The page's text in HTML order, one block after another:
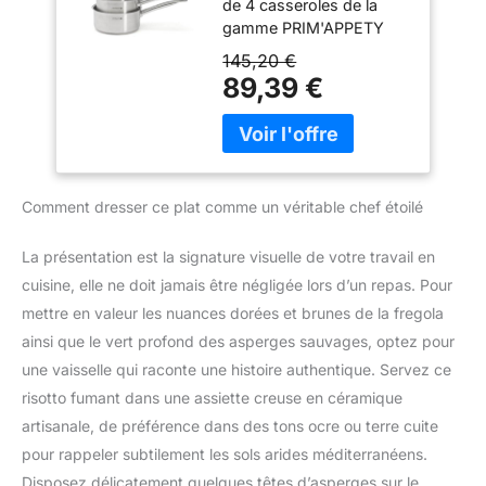
parfaite et poignée
bakelite qui reste froide
même pendant la
cuisson RESULTATS DE
CUISSON PARFAITS : la
base induction garantit
une diffusion homogène
de la chaleur pour de
délicieux résultats de
dosage facile, précis et
intuitif COUVERCLE
VERRE AVEC ORIFICE
VAPEUR : pour une
cuisson facile et sûre qui
préserve la saveur et
l'humidité de vos
ingrédients COMPATIBLE
Inox 18/10 de
Qualité
Professionnelle,
Fond Magnétique
Épais pour Cuisson
Maîtrisée, Tous
Feux + Four,
Finition Poli Brossé
de 4 casseroles de la
gamme PRIM'APPETY
est parfait pour s'équiper
avec la qualité
profesionnelle De Buyer.
ROBUSTESSE ET
DURABILITÉ : Dotée
multiples, la gamme
prise en main solide et
confortable, tandis que
facilite la préparation des
plats. DESIGN
ERGONOMIQUE : Dotées
d'anses tubes en inox
multiples, ces casseroles
offrent une prise en main
145,20 €
89,39 €
Comment dresser ce plat comme un véritable chef étoilé
La présentation est la signature visuelle de votre travail en
cuisine, elle ne doit jamais être négligée lors d’un repas. Pour
mettre en valeur les nuances dorées et brunes de la fregola
ainsi que le vert profond des asperges sauvages, optez pour
une vaisselle qui raconte une histoire authentique. Servez ce
risotto fumant dans une assiette creuse en céramique
artisanale, de préférence dans des tons ocre ou terre cuite
pour rappeler subtilement les sols arides méditerranéens.
Disposez délicatement quelques têtes d’asperges sur le